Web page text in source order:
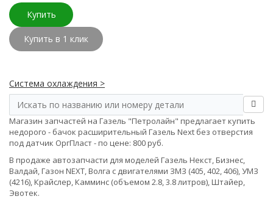
Купить
Купить в 1 клик
Система охлаждения >
Магазин запчастей на Газель "Петролайн" предлагает купить
недорого - бачок расширительный Газель Next без отверстия
под датчик ОргПласт - по цене: 800 руб.
В продаже автозапчасти для моделей Газель Некст, Бизнес,
Валдай, Газон NEXT, Волга с двигателями ЗМЗ (405, 402, 406), УМЗ
(4216), Крайслер, Камминс (объемом 2.8, 3.8 литров), Штайер,
Эвотек.